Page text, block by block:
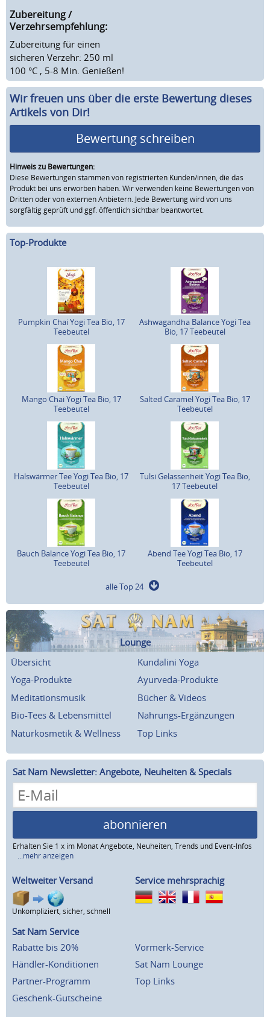
Zubereitung /
Verzehrsempfehlung:
Zubereitung für einen
sicheren Verzehr: 250 ml
100 °C , 5-8 Min. Genießen!
Wir freuen uns über die erste Bewertung dieses
Artikels von Dir!
Bewertung schreiben
Hinweis zu Bewertungen:
Diese Bewertungen stammen von registrierten Kunden/innen, die das
Produkt bei uns erworben haben. Wir verwenden keine Bewertungen von
Dritten oder von externen Anbietern. Jede Bewertung wird von uns
sorgfältig geprüft und ggf. öffentlich sichtbar beantwortet.
Top-Produkte
Pumpkin Chai Yogi Tea Bio, 17
Teebeutel
Ashwagandha Balance Yogi Tea
Bio, 17 Teebeutel
Mango Chai Yogi Tea Bio, 17
Teebeutel
Salted Caramel Yogi Tea Bio, 17
Teebeutel
Halswärmer Tee Yogi Tea Bio, 17
Teebeutel
Tulsi Gelassenheit Yogi Tea Bio,
17 Teebeutel
Bauch Balance Yogi Tea Bio, 17
Teebeutel
Abend Tee Yogi Tea Bio, 17
Teebeutel
alle Top 24
Lounge
Übersicht
Kundalini Yoga
Yoga-Produkte
Ayurveda-Produkte
Meditationsmusik
Bücher & Videos
Bio-Tees & Lebensmittel
Nahrungs-Ergänzungen
Naturkosmetik & Wellness
Top Links
Sat Nam Newsletter: Angebote, Neuheiten & Specials
abonnieren
Erhalten Sie 1 x im Monat Angebote, Neuheiten, Trends und Event-Infos
...mehr anzeigen
Weltweiter Versand
Unkompliziert, sicher, schnell
Service mehrsprachig
Sat Nam Service
Rabatte bis 20%
Händler-Konditionen
Partner-Programm
Geschenk-Gutscheine
Vormerk-Service
Sat Nam Lounge
Top Links